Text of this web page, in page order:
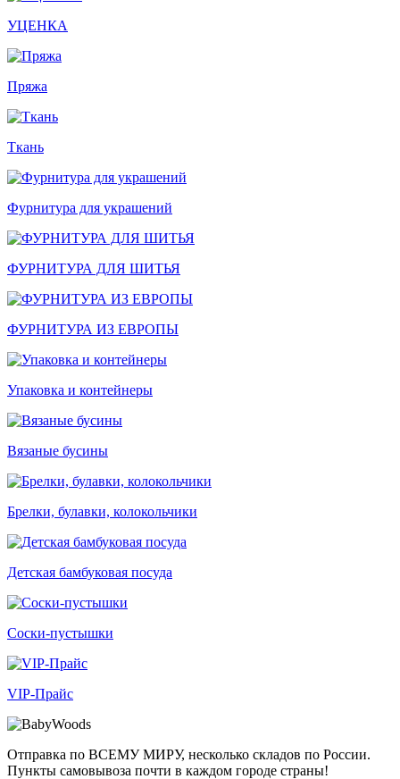
УЦЕНКА
Пряжа
Ткань
Фурнитура для украшений
ФУРНИТУРА ДЛЯ ШИТЬЯ
ФУРНИТУРА ИЗ ЕВРОПЫ
Упаковка и контейнеры
Вязаные бусины
Брелки, булавки, колокольчики
Детская бамбуковая посуда
Соски-пустышки
VIP-Прайс
Отправка по ВСЕМУ МИРУ, несколько складов по России.
Пункты самовывоза почти в каждом городе страны!